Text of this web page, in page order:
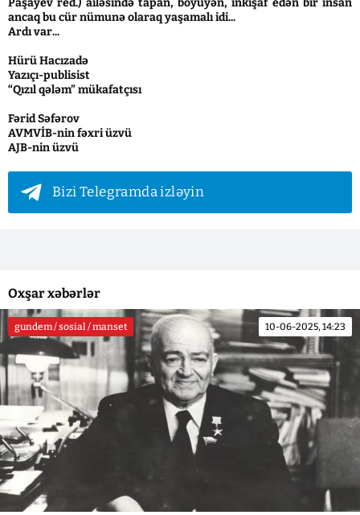
Paşayev red.) ailəsində tapan, böyüyən, inkişaf edən bir insan
ancaq bu cür nümunə olaraq yaşamalı idi...
Ardı var...
Hürü Hacızadə
Yazıçı-publisist
“Qızıl qələm” mükafatçısı
Fərid Səfərov
AVMVİB-nin fəxri üzvü
AJB-nin üzvü
Bizi Telegramda izləyin
Oxşar xəbərlər
gundem / sosial / manset 10-06-2025, 14:23